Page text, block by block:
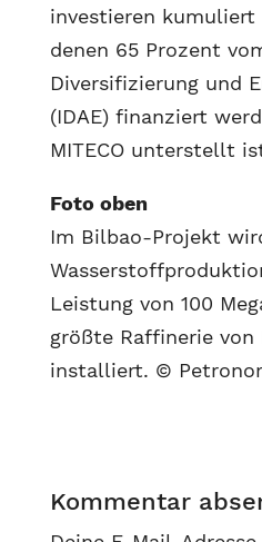
investieren kumuliert
denen 65 Prozent
Diversifizierung und
(IDAE) finanziert
MITECO unterstellt
Foto oben
Im Bilbao-Projekt
Leistung von 100
größte Raffinerie
installiert. © Petronor
Kommentar